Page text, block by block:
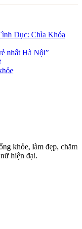
Dục: Chìa Khóa
nhất Hà Nội”
khỏe, làm đẹp, chăm
hiện đại.